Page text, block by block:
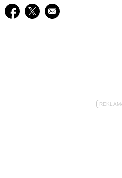
Udostępnij na facebook
Udostępnij na twitter
E-mail do przyjaciela